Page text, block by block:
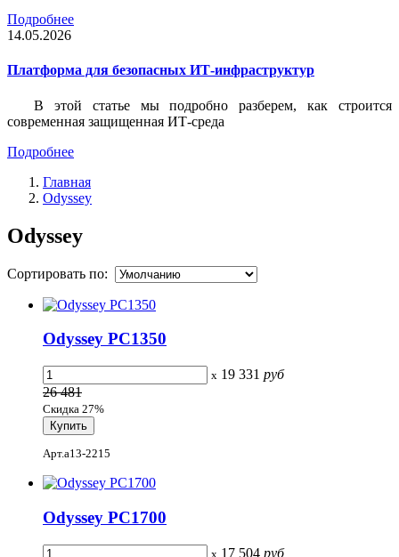
Подробнее
14.05.2026
Платформа для безопасных ИТ-инфраструктур
В этой статье мы подробно разберем, как строится
современная защищенная ИТ-среда
Подробнее
Главная
Odyssey
Odyssey
Сортировать по:
Odyssey PC1350
x 19 331 руб
26 481
Скидка 27%
Арт.a13-2215
Odyssey PC1700
x 17 504 руб